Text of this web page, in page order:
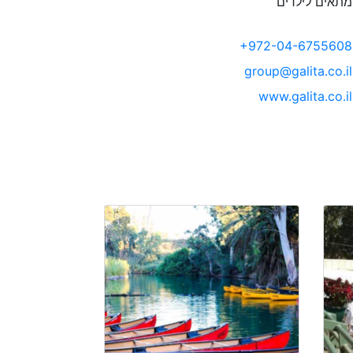
+972-04-6755608
group@galita.co.il
www.galita.co.il